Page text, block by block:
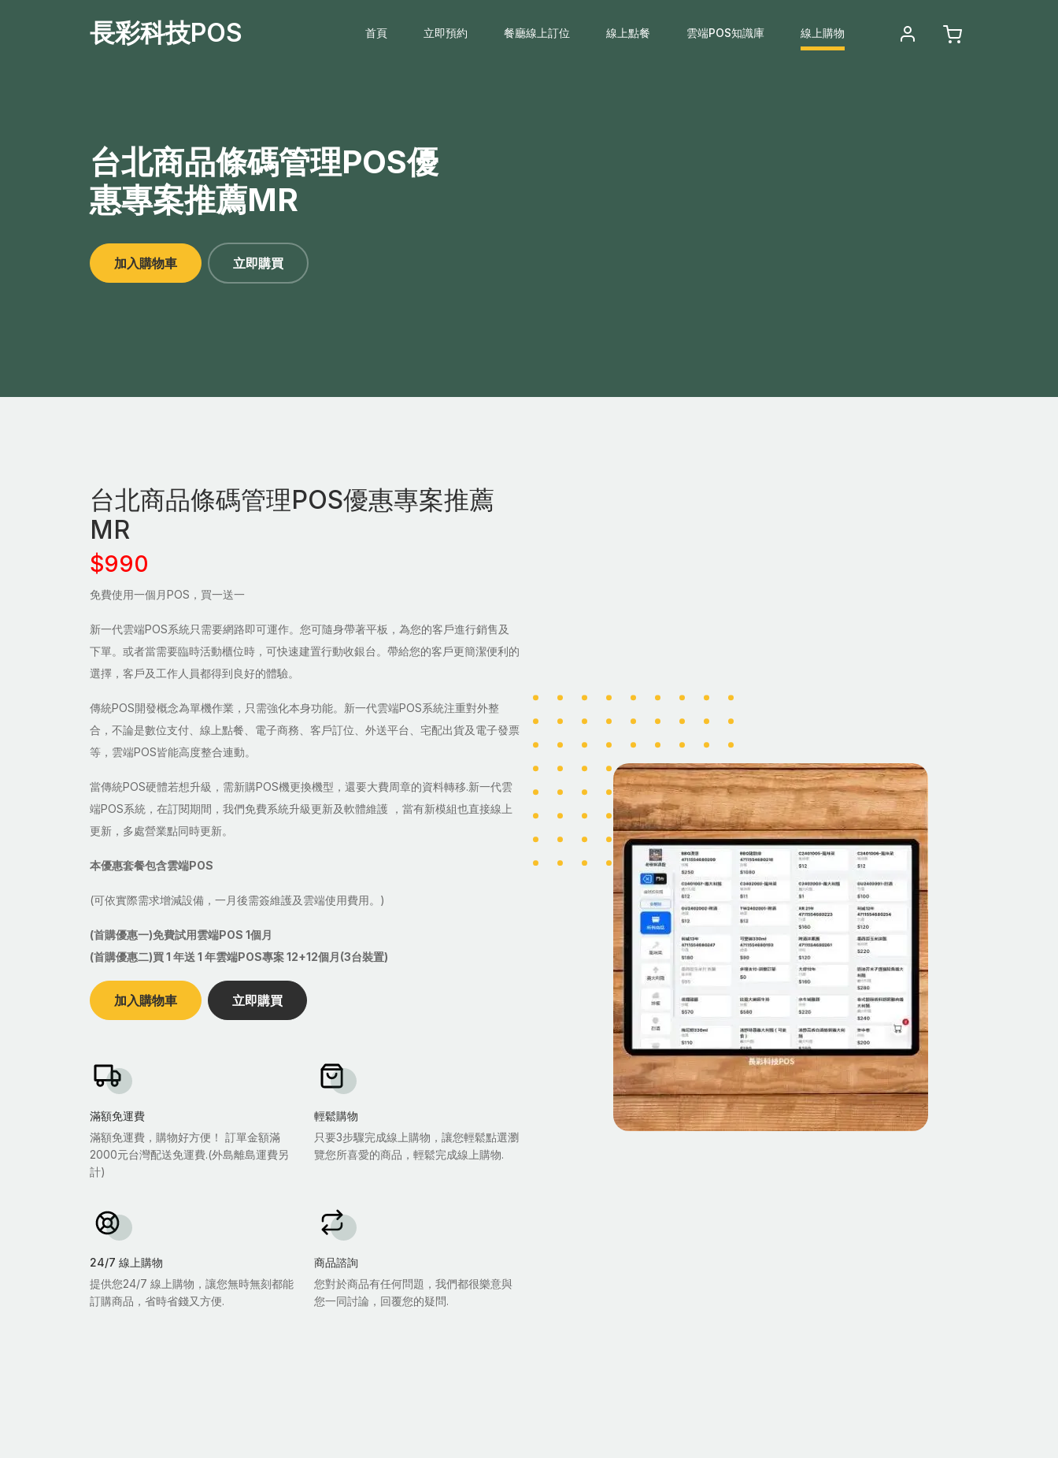
長彩科技POS 首頁 立即預約 餐廳線上訂位 線上點餐 雲端POS知識庫 線上購物
台北商品條碼管理POS優
惠專案推薦MR
加入購物車 立即購買
台北商品條碼管理POS優惠專案推薦
MR
$990
免費使用一個月POS，買一送一
新一代雲端POS系統只需要網路即可運作。您可隨身帶著平板，為您的客戶進行銷售及
下單。或者當需要臨時活動櫃位時，可快速建置行動收銀台。帶給您的客戶更簡潔便利的
選擇，客戶及工作人員都得到良好的體驗。
傳統POS開發概念為單機作業，只需強化本身功能。新一代雲端POS系統注重對外整
合，不論是數位支付、線上點餐、電子商務、客戶訂位、外送平台、宅配出貨及電子發票
等，雲端POS皆能高度整合連動。
當傳統POS硬體若想升級，需新購POS機更換機型，還要大費周章的資料轉移.新一代雲
端POS系統，在訂閱期間，我們免費系統升級更新及軟體維護 ，當有新模組也直接線上
更新，多處營業點同時更新。
本優惠套餐包含雲端POS
(可依實際需求增減設備，一月後需簽維護及雲端使用費用。)
(首購優惠一)免費試用雲端POS 1個月
(首購優惠二)買 1 年送 1 年雲端POS專案 12+12個月(3台裝置)
加入購物車 立即購買
滿額免運費
滿額免運費，購物好方便！ 訂單金額滿
2000元台灣配送免運費.(外島離島運費另
計)
輕鬆購物
只要3步驟完成線上購物，讓您輕鬆點選瀏
覽您所喜愛的商品，輕鬆完成線上購物.
24/7 線上購物
提供您24/7 線上購物，讓您無時無刻都能
訂購商品，省時省錢又方便.
商品諮詢
您對於商品有任何問題，我們都很樂意與
您一同討論，回覆您的疑問.